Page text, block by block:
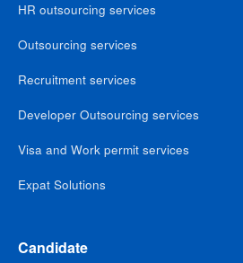
HR outsourcing services
Outsourcing services
Recruitment services
Developer Outsourcing services
Visa and Work permit services
Expat Solutions
Candidate